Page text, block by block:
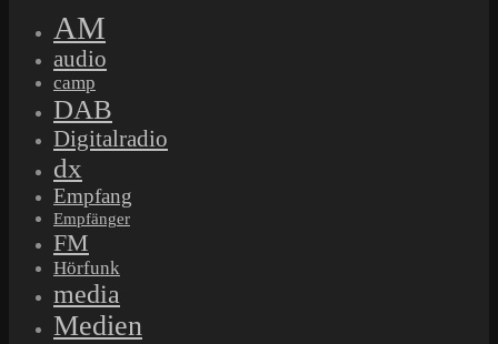
AM
audio
camp
DAB
Digitalradio
dx
Empfang
Empfänger
FM
Hörfunk
media
Medien